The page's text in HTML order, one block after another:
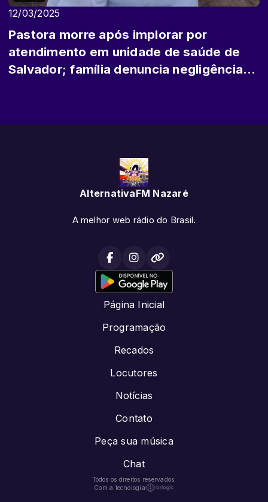
12/03/2025
Pastora morre após implorar por
atendimento em unidade de saúde de
Salvador; família denuncia negligência
AlternativaFM Nazaré
A melhor web rádio do Brasil.
Página Inicial
Programação
Recados
Locutores
Notícias
Contato
Peça sua música
Chat
Todos os direitos reservados.
Com a tecnologia